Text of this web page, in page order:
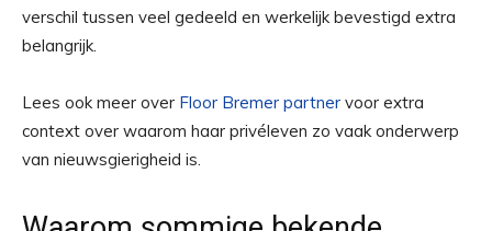
verschil tussen veel gedeeld en werkelijk bevestigd extra
belangrijk.
Lees ook meer over Floor Bremer partner voor extra
context over waarom haar privéleven zo vaak onderwerp
van nieuwsgierigheid is.